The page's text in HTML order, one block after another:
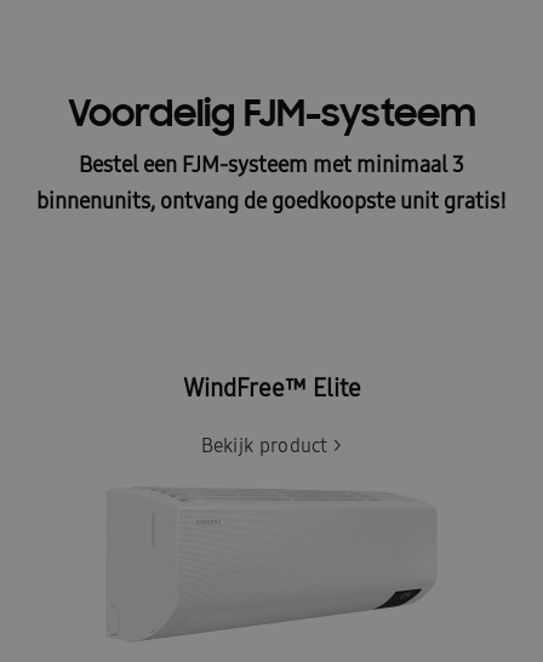
Voordelig FJM-systeem
Bestel een FJM-systeem met minimaal 3
binnenunits, ontvang de goedkoopste unit gratis!
WindFree™ Elite
Bekijk product >